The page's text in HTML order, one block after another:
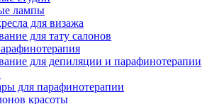
лампы
для визажа
для тату салонов
для депиляции и парафинотерапии
для парафинотерапии
красоты